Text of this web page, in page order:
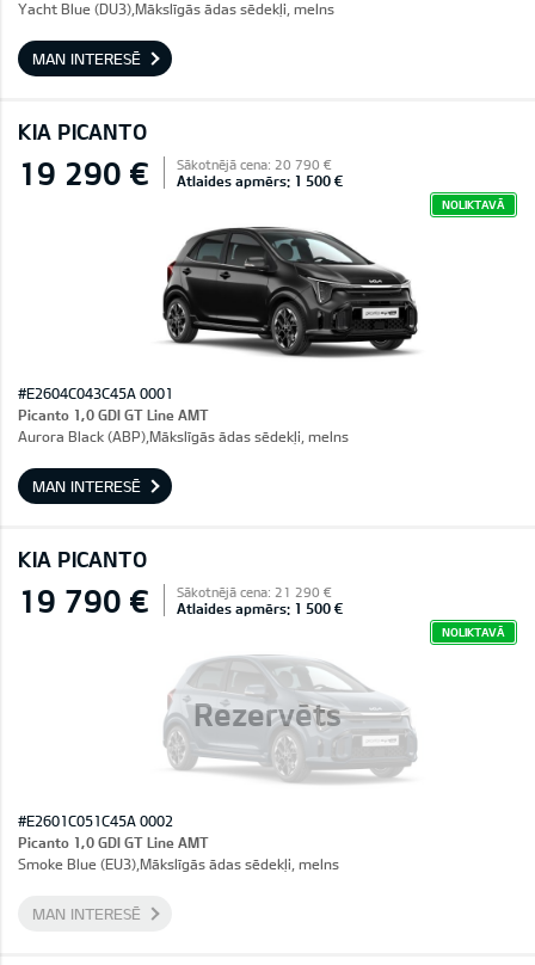
Yacht Blue (DU3),Mākslīgās ādas sēdekļi, melns
MAN INTERESĒ
KIA PICANTO
19 290 € Sākotnējā cena: 20 790 €
Atlaides apmērs: 1 500 €
NOLIKTAVĀ
#E2604C043C45A 0001
Picanto 1,0 GDI GT Line AMT
Aurora Black (ABP),Mākslīgās ādas sēdekļi, melns
MAN INTERESĒ
KIA PICANTO
Rezervēts
19 790 € Sākotnējā cena: 21 290 €
Atlaides apmērs: 1 500 €
NOLIKTAVĀ
#E2601C051C45A 0002
Picanto 1,0 GDI GT Line AMT
Smoke Blue (EU3),Mākslīgās ādas sēdekļi, melns
MAN INTERESĒ